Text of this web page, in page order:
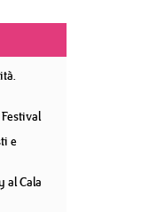
e
al Cala